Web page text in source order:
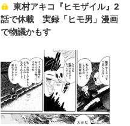
東村アキコ『ヒモザイル』2
話で休載 実録「ヒモ男」漫画
で物議かもす